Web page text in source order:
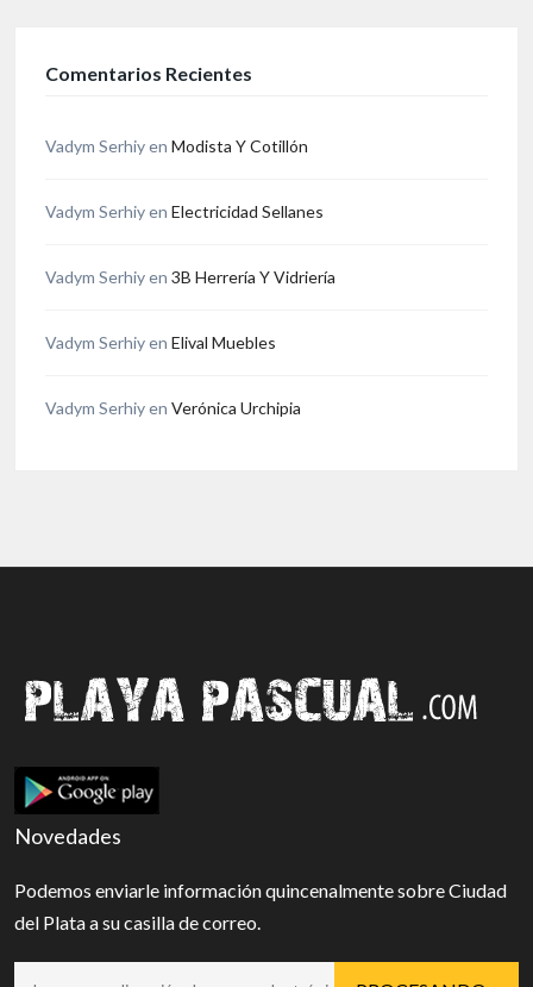
Comentarios Recientes
Vadym Serhiyen Modista Y Cotillón
Vadym Serhiyen Electricidad Sellanes
Vadym Serhiyen 3B Herrería Y Vidriería
Vadym Serhiyen Elival Muebles
Vadym Serhiyen Verónica Urchipia
Novedades
Podemos enviarle información quincenalmente sobre Ciudad
del Plata a su casilla de correo.